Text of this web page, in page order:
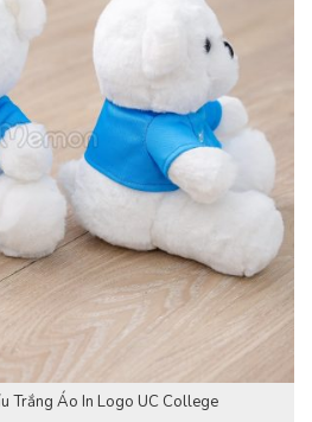
Trắng Áo In Logo UC College